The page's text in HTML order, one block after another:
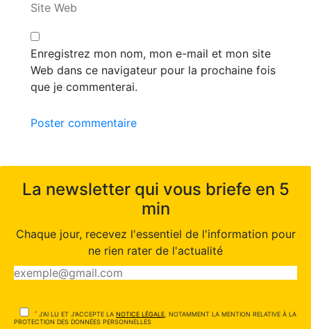
Site Web
Enregistrez mon nom, mon e-mail et mon site
Web dans ce navigateur pour la prochaine fois
que je commenterai.
Poster commentaire
La newsletter qui vous briefe en 5
min
Chaque jour, recevez l'essentiel de l'information pour
ne rien rater de l'actualité
* J'AI LU ET J'ACCEPTE LA NOTICE LÉGALE, NOTAMMENT LA MENTION RELATIVE À LA
PROTECTION DES DONNÉES PERSONNELLES